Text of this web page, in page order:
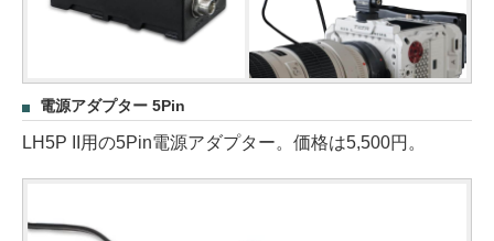
電源アダプター 5Pin
LH5P II用の5Pin電源アダプター。価格は5,500円。